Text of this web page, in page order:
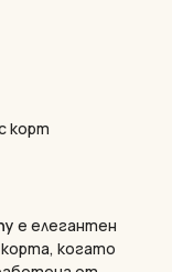
корт
е елегантен
когато